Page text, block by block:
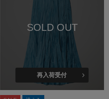
SOLD OUT
再入荷受付